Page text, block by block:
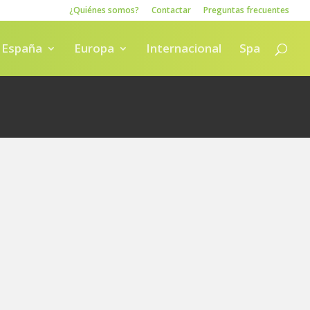
¿Quiénes somos? Contactar Preguntas frecuentes
España Europa Internacional Spa